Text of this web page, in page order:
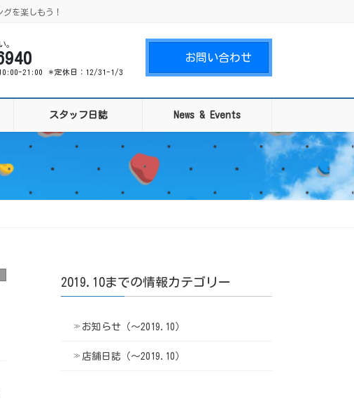
を楽しもう！
。
21:00 ＊定休日：12/31-1/3
お問い合わせ
スタッフ日誌 News & Events
2019.10までの情報カテゴリー
お知らせ（〜2019.10）
店舗日誌（〜2019.10）